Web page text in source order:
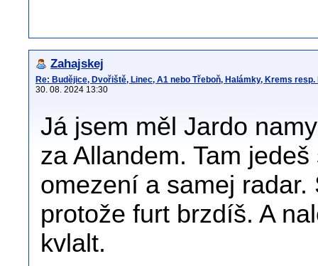
Zahajskej
Re: Budějice, Dvořiště, Linec, A1 nebo Třeboň, Halámky, Krems resp.
30. 08. 2024 13:30
Já jsem měl Jardo
za Allandem. Tam
omezení a samej
protože furt brzdíš. A
kvlalt.